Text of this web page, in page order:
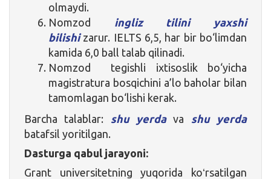
olmaydi.
Nomzod
ingliz tilini yaxshi
bilishizarur. IELTS 6,5, har bir bo‘limdan
kamida 6,0 ball talab qilinadi.
Nomzod tegishli ixtisoslik bo‘yicha
magistratura bosqichini a’lo baholar bilan
tamomlagan bo‘lishi kerak.
Barcha talablar: shu yerdava shu yerda
batafsil yoritilgan.
Dasturga qabul jarayoni:
Grant universitetning yuqorida koʻrsatilgan